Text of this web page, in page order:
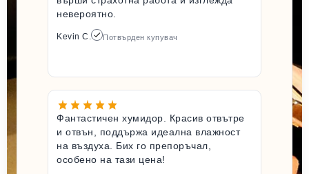
невероятно.
Kevin C. Потвърден купувач
Фантастичен хумидор. Красив отвътре
и отвън, поддържа идеална влажност
на въздуха. Бих го препоръчал,
особено на тази цена!